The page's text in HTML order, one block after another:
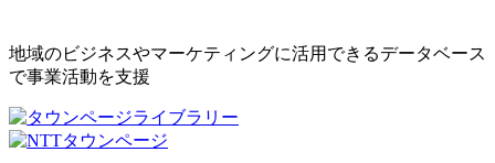
地域のビジネスやマーケティングに活用できるデータベース
で事業活動を支援